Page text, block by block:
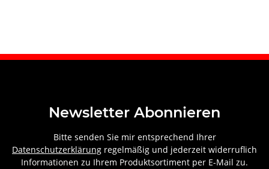
Newsletter Abonnieren
Bitte senden Sie mir entsprechend Ihrer
Datenschutzerklärung regelmäßig und jederzeit widerruflich
Informationen zu Ihrem Produktsortiment per E-Mail zu.